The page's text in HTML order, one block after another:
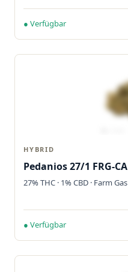
● Verfügbar
HYBRID
Pedanios 27/1 FRG-CA
27% THC · 1% CBD · Farm Gas
● Verfügbar